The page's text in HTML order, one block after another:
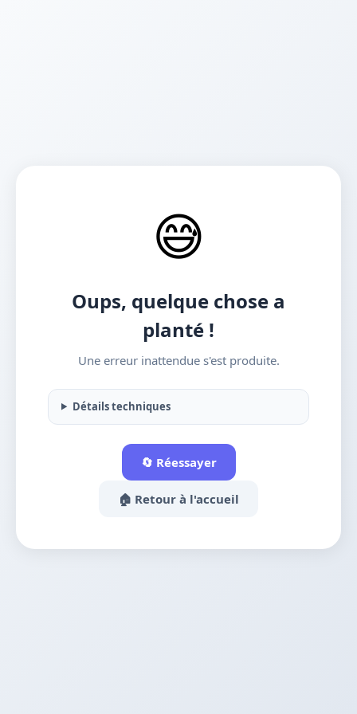
😅
Oups, quelque chose a
planté !
Une erreur inattendue s'est produite.
Détails techniques
🔄 Réessayer
🏠 Retour à l'accueil